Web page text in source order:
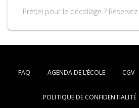
Prêt(e) pour le décollage ?
FAQ AGENDA DE L’ÉCOLE CGV
POLITIQUE DE CONFIDENTIALITÉ